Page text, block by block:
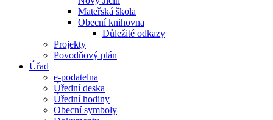
Mateřská škola
Obecní knihovna
Důležité odkazy
Projekty
Povodňový plán
Úřad
e-podatelna
Úřední deska
Úřední hodiny
Obecní symboly